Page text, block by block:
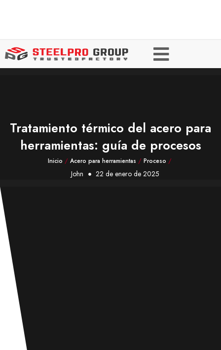
Tratamiento térmico del acero para
herramientas: guía de procesos
Inicio / Acero para herramientas / Proceso /
John 22 de enero de 2025